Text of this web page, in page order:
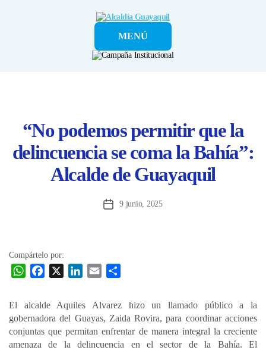
Alcaldía
GuayaquilMENÚ
“No podemos permitir que la
delincuencia se coma la Bahía”:
Alcalde de Guayaquil
Fecha9 junio, 2025
Compártelo por:
W
s
A
o
e
d
l
p
a
r
El alcalde Aquiles Alvarez hizo un llamado público a la
gobernadora del Guayas, Zaida Rovira, para coordinar acciones
conjuntas que permitan enfrentar de manera integral la creciente
amenaza de la delincuencia en el sector de la Bahía. El